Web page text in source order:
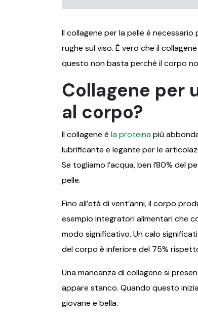
Il collagene per la pelle è
rughe sul viso. È vero che il
questo non basta perchè il corpo
Collagene per
al corpo?
Il collagene è la proteina più
lubrificante e legante per le
Se togliamo l’acqua, ben l’80% del
pelle.
Fino all’età di vent’anni, il corpo
esempio integratori alimentari che
modo significativo. Un calo
del corpo è inferiore del 75%
Una mancanza di collagene si
appare stanco. Quando questo
giovane e bella.